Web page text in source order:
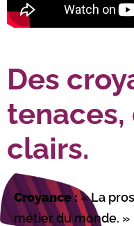
Des
clairs.
Croyance :« La
métier du monde. »